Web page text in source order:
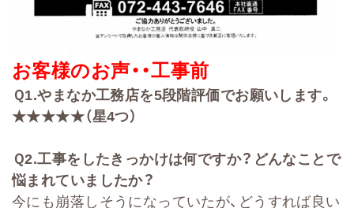
お客様のお声・・工事前
Ｑ1.やまなか工務店を5段階評価でお願いします。
★★★★★（星4つ）
Ｑ2.工事をしたきっかけは何ですか？どんなことで
悩まれていましたか？
今にも崩落しそうになっていたが、どうすれば良い